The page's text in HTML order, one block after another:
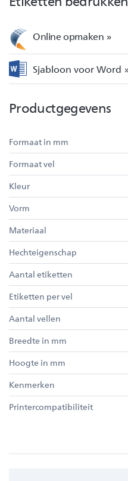
Online opmaken
Sjabloon voor Word
Productgegevens
Formaat in mm
Formaat vel
Kleur
Vorm
Materiaal
Hechteigenschap
Aantal etiketten
Etiketten per vel
Aantal vellen
Breedte in mm
Hoogte in mm
Kenmerken
Printercompatibiliteit